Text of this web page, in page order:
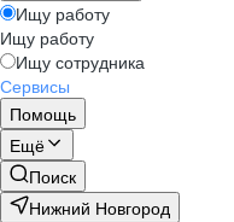
Ищу работу
Ищу работу
Ищу сотрудника
Сервисы
Помощь
Ещё
Поиск
Нижний Новгород